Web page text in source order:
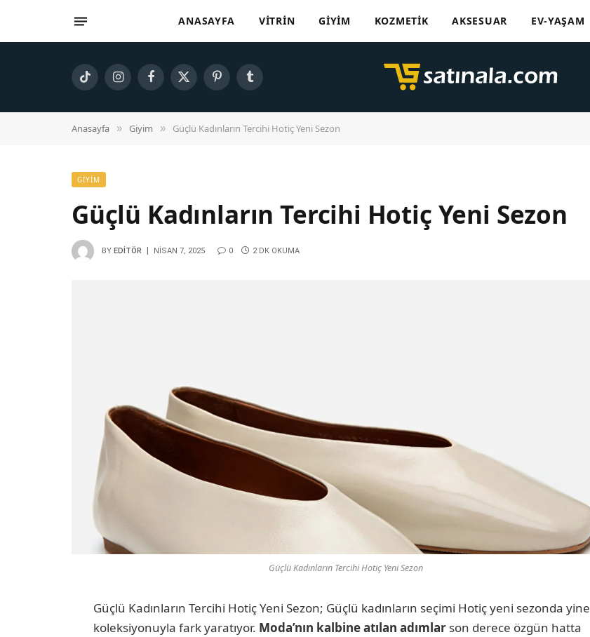
ANASAYFA VITRIN GIYIM KOZMETIK AKSESUAR EV-YAŞAM
TikTok InstagramFacebook
X
PinterestTumblr
Anasayfa » Giyim » Güçlü Kadınların Tercihi Hotiç Yeni Sezon
GIYIM
Güçlü Kadınların Tercihi Hotiç Yeni Sezon
BY EDITÖR NISAN 7, 2025 0 2 DK OKUMA
Güçlü Kadınların Tercihi Hotiç Yeni Sezon
Güçlü Kadınların Tercihi Hotiç Yeni Sezon; Güçlü kadınların seçimi Hotiç yeni sezonda yine
koleksiyonuyla fark yaratıyor. Moda’nın kalbine atılan adımlarson derece özgün hatta